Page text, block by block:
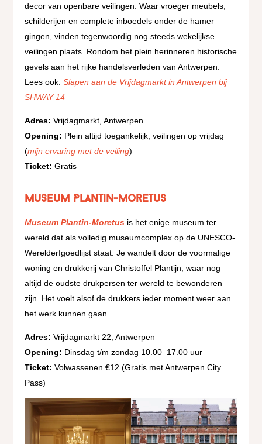
decor van openbare veilingen. Waar vroeger meubels,
schilderijen en complete inboedels onder de hamer
gingen, vinden tegenwoordig nog steeds wekelijkse
veilingen plaats. Rondom het plein herinneren historische
gevels aan het rijke handelsverleden van Antwerpen.
Lees ook:Slapen aan de Vrijdagmarkt in Antwerpen bij
SHWAY 14
Adres: Vrijdagmarkt, Antwerpen
Opening: Plein altijd toegankelijk, veilingen op vrijdag
(mijn ervaring met de veiling)
Ticket: Gratis
Museum Plantin-Moretus
Museum Plantin-Moretus is het enige museum ter
wereld dat als volledig museumcomplex op de UNESCO-
Werelderfgoedlijst staat. Je wandelt door de voormalige
woning en drukkerij van Christoffel Plantijn, waar nog
altijd de oudste drukpersen ter wereld te bewonderen
zijn. Het voelt alsof de drukkers ieder moment weer aan
het werk kunnen gaan.
Adres: Vrijdagmarkt 22, Antwerpen
Opening: Dinsdag t/m zondag 10.00–17.00 uur
Ticket: Volwassenen €12 (Gratis met Antwerpen City
Pass)